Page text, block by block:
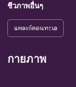
ชีวภาพอื่นๆ
แพลงก์ตอนทะเล
กายภาพ